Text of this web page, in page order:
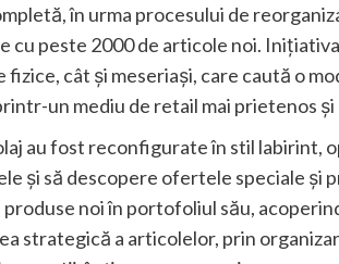
în urma procesului de
cu peste 2000 de articole noi.
cât și meseriași, care caută o
un mediu de retail mai prietenos și
au fost reconfigurate în stil labirint,
și să descopere ofertele speciale și
noi în portofoliul său,
strategică a articolelor, prin